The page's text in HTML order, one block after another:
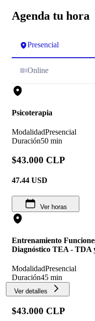
Agenda tu hora
Presencial
Online
Psicoterapia
ModalidadPresencial
Duración50 min
$43.000 CLP
47.44 USD
Ver horas
Entrenamiento
Diagnóstico TEA - TDA
ModalidadPresencial
Duración45 min
Ver detalles
$43.000 CLP